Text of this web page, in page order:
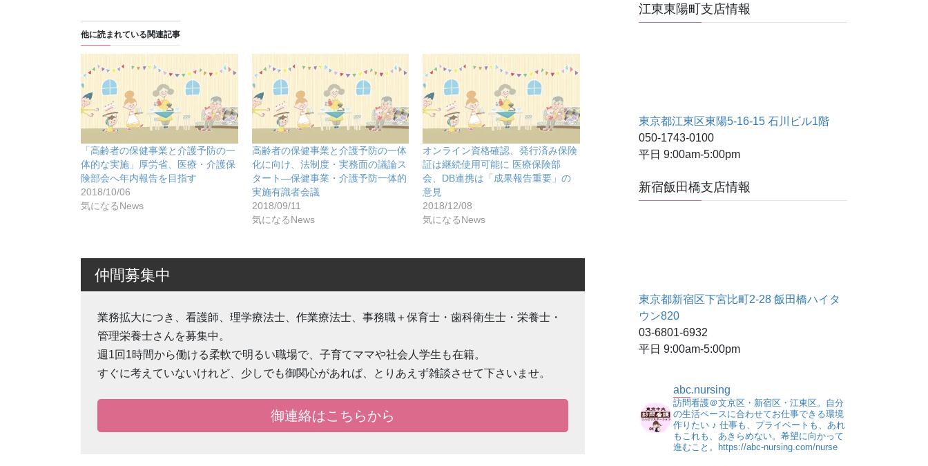
他に読まれている関連記事
「⾼齢者の保健事業と介護予防の⼀
体的な実施」厚労省、医療・介護保
険部会へ年内報告を⽬指す
2018/10/06
気になるNews
高齢者の保健事業と介護予防の一体
化に向け、法制度・実務面の議論ス
タート―保健事業・介護予防一体的
実施有識者会議
2018/09/11
気になるNews
オンライン資格確認、発行済み保険
証は継続使用可能に 医療保険部
会、DB連携は「成果報告重要」の
意見
2018/12/08
気になるNews
仲間募集中
業務拡大につき、看護師、理学療法士、作業療法士、事務職＋保育士・歯科衛生士・栄養士・
管理栄養士さんを募集中。
週1回1時間から働ける柔軟で明るい職場で、子育てママや社会人学生も在籍。
すぐに考えていないけれど、少しでも御関心があれば、とりあえず雑談させて下さいませ。
御連絡はこちらから
江東東陽町支店情報
東京都江東区東陽5-16-15 石川ビル1階
050-1743-0100
平日 9:00am-5:00pm
新宿飯田橋支店情報
東京都新宿区下宮比町2-28 飯田橋ハイタ
ウン820
03-6801-6932
平日 9:00am-5:00pm
abc.nursing
訪問看護＠文京区・新宿区・江東区。自分
の生活ペースに合わせてお仕事できる環境
作りたい ♪ 仕事も、プライベートも、あれ
もこれも、あきらめない。希望に向かって
進むこと。https://abc-nursing.com/nurse